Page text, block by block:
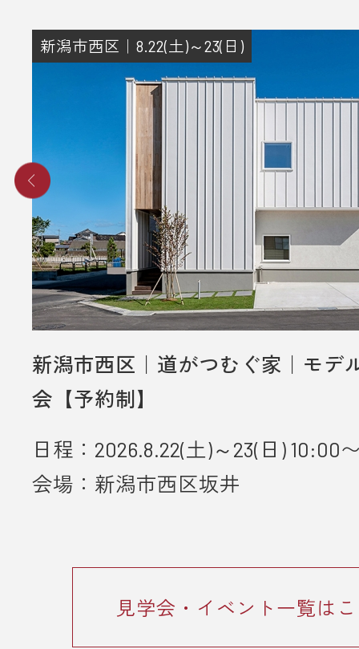
新潟市西区｜8.22(土)～23(日)
新潟市西区｜道がつむぐ家｜モデ
会【予約制】
日程：2026.8.22(土)～23(日) 10:00
会場：新潟市西区坂井
見学会・イベント一覧は